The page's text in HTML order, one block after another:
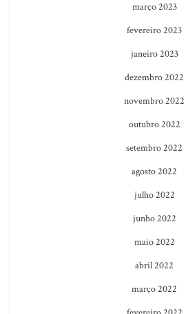
março 2023
fevereiro 2023
janeiro 2023
dezembro 2022
novembro 2022
outubro 2022
setembro 2022
agosto 2022
julho 2022
junho 2022
maio 2022
abril 2022
março 2022